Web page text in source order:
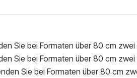
Sie bei Formaten über 80 cm
Sie bei Formaten über 80 cm
Sie bei Formaten über 80 cm